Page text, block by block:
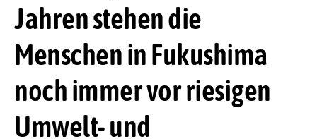
Jahren stehen die
Menschen in Fukushima
noch immer vor riesigen
Umwelt- und